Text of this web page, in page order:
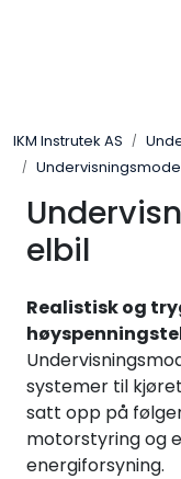
IKM Instrutek AS
elbil
Realistisk og
systemer til
satt opp på
motorstyring og
energiforsyning.
Elektro
Elektronikk
Miljø og sikkerhet
Kalibratorer